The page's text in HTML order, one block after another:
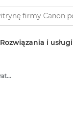
Rozwiązania i usługi
Multimedia dotyczące aparatów i akcesoriów – centrum prasowe firmy Canon